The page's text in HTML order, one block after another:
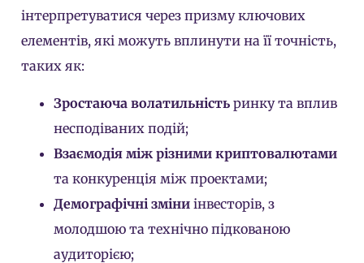
інтерпретуватися через призму ключових
елементів, які можуть вплинути на її точність,
таких як:
Зростаюча волатильність ринку та вплив
несподіваних подій;
Взаємодія між різними криптовалютами
та конкуренція між проектами;
Демографічні зміни інвесторів, з
молодшою та технічно підкованою
аудиторією;